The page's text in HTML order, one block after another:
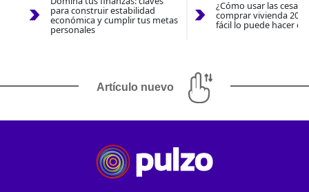
para construir estabilidad
económica y cumplir tus metas
personales
¿Cómo usar las
comprar vivienda
fácil lo puede hacer
Artículo nuevo